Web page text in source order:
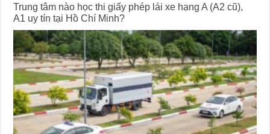
Trung tâm nào học thi giấy phép lái xe hạng A (A2 cũ),
A1 uy tín tại Hồ Chí Minh?